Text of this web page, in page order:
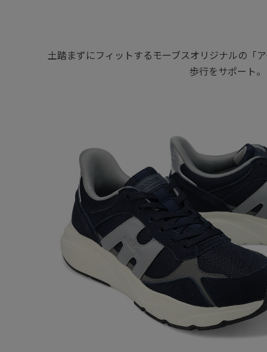
土踏まずにフィットするモーブスオリジナルの「
歩行をサポート。